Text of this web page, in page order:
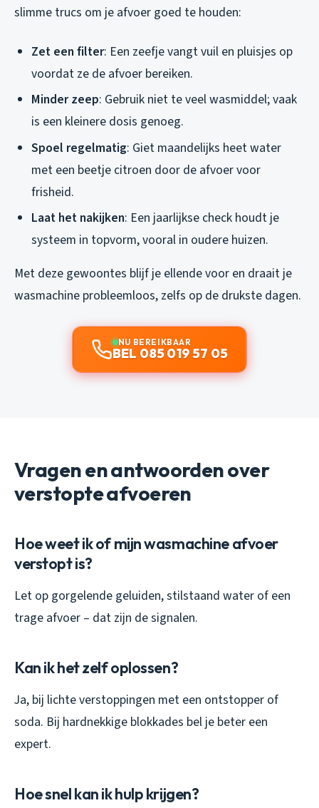
slimme trucs om je afvoer goed te houden:
Zet een filter: Een zeefje vangt vuil en pluisjes op
voordat ze de afvoer bereiken.
Minder zeep: Gebruik niet te veel wasmiddel; vaak
is een kleinere dosis genoeg.
Spoel regelmatig: Giet maandelijks heet water
met een beetje citroen door de afvoer voor
frisheid.
Laat het nakijken: Een jaarlijkse check houdt je
systeem in topvorm, vooral in oudere huizen.
Met deze gewoontes blijf je ellende voor en draait je
wasmachine probleemloos, zelfs op de drukste dagen.
NU BEREIKBAAR
BEL 085 019 57 05
Vragen en antwoorden over
verstopte afvoeren
Hoe weet ik of mijn wasmachine afvoer
verstopt is?
Let op gorgelende geluiden, stilstaand water of een
trage afvoer – dat zijn de signalen.
Kan ik het zelf oplossen?
Ja, bij lichte verstoppingen met een ontstopper of
soda. Bij hardnekkige blokkades bel je beter een
expert.
Hoe snel kan ik hulp krijgen?